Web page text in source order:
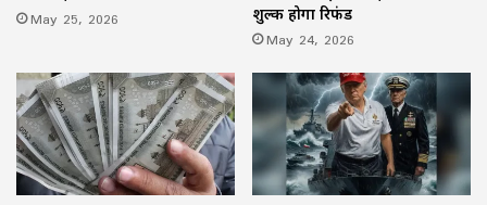
May 25, 2026
शुल्क होगा रिफंड
May 24, 2026